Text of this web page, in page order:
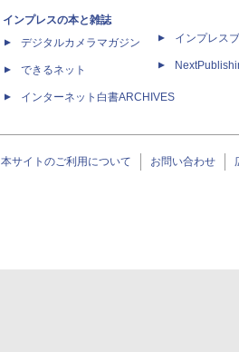
インプレスの本と雑誌
デジタルカメラマガジン
できるネット
インターネット白書ARCHIVES
インプレス
本サイトのご利用について お問い合わせ